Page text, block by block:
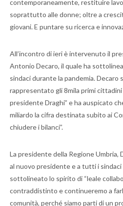
contemporaneamente, restituire
soprattutto alle donne; oltre a
giovani. E puntare su ricerca e
All’incontro di ieri è intervenuto il
Antonio Decaro, il quale ha
sindaci durante la pandemia. Decaro
rappresentato gli 8mila primi
presidente Draghi” e ha auspicato
miliardo la cifra destinata subito ai
chiudere i bilanci”.
La presidente della Regione Umbria,
al nuovo presidente e a tutti i sindaci
sottolineato lo spirito di “leale
contraddistinto e continueremo a
comunità, perché siamo parti di un